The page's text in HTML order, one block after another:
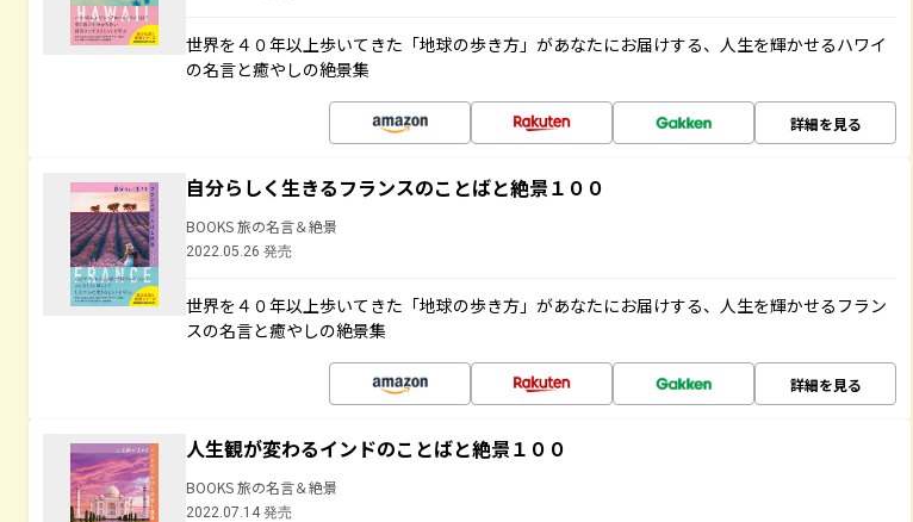
世界を４０年以上歩いてきた「地球の歩き方」があなたにお届けする、人生を輝かせるハワイ
の名言と癒やしの絶景集
詳細を見る
自分らしく生きるフランスのことばと絶景１００
BOOKS 旅の名言＆絶景
2022.05.26 発売
世界を４０年以上歩いてきた「地球の歩き方」があなたにお届けする、人生を輝かせるフラン
スの名言と癒やしの絶景集
詳細を見る
人生観が変わるインドのことばと絶景１００
BOOKS 旅の名言＆絶景
2022.07.14 発売